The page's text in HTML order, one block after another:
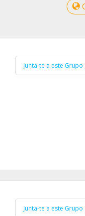
Junta-te a este Grupo
Junta-te a este Grupo